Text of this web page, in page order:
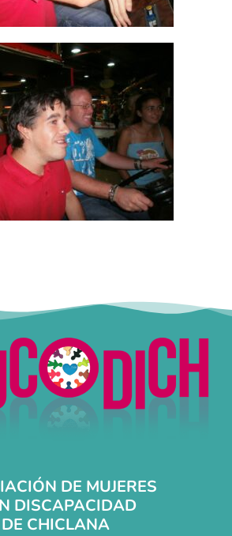
DE MUJERES
DISCAPACIDAD
DE CHICLANA